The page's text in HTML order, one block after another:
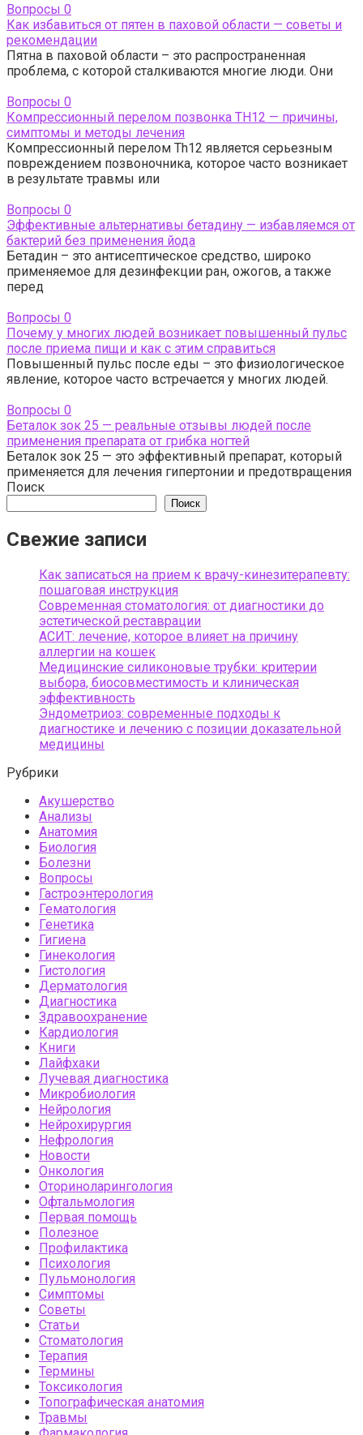
Вопросы 0
Как избавиться от пятен в паховой области — советы и
рекомендации
Пятна в паховой области – это распространенная
проблема, с которой сталкиваются многие люди. Они
Вопросы 0
Компрессионный перелом позвонка TH12 — причины,
симптомы и методы лечения
Компрессионный перелом Th12 является серьезным
повреждением позвоночника, которое часто возникает
в результате травмы или
Вопросы 0
Эффективные альтернативы бетадину — избавляемся от
бактерий без применения йода
Бетадин – это антисептическое средство, широко
применяемое для дезинфекции ран, ожогов, а также
перед
Вопросы 0
Почему у многих людей возникает повышенный пульс
после приема пищи и как с этим справиться
Повышенный пульс после еды – это физиологическое
явление, которое часто встречается у многих людей.
Вопросы 0
Беталок зок 25 — реальные отзывы людей после
применения препарата от грибка ногтей
Беталок зок 25 — это эффективный препарат, который
применяется для лечения гипертонии и предотвращения
Поиск
Поиск
Свежие записи
Как записаться на прием к врачу-кинезитерапевту:
пошаговая инструкция
Современная стоматология: от диагностики до
эстетической реставрации
АСИТ: лечение, которое влияет на причину
аллергии на кошек
Медицинские силиконовые трубки: критерии
выбора, биосовместимость и клиническая
эффективность
Эндометриоз: современные подходы к
диагностике и лечению с позиции доказательной
медицины
Рубрики
Акушерство
Анализы
Анатомия
Биология
Болезни
Вопросы
Гастроэнтерология
Гематология
Генетика
Гигиена
Гинекология
Гистология
Дерматология
Диагностика
Здравоохранение
Кардиология
Книги
Лайфхаки
Лучевая диагностика
Микробиология
Нейрология
Нейрохирургия
Нефрология
Новости
Онкология
Оториноларингология
Офтальмология
Первая помощь
Полезное
Профилактика
Психология
Пульмонология
Симптомы
Советы
Статьи
Стоматология
Терапия
Термины
Токсикология
Топографическая анатомия
Травмы